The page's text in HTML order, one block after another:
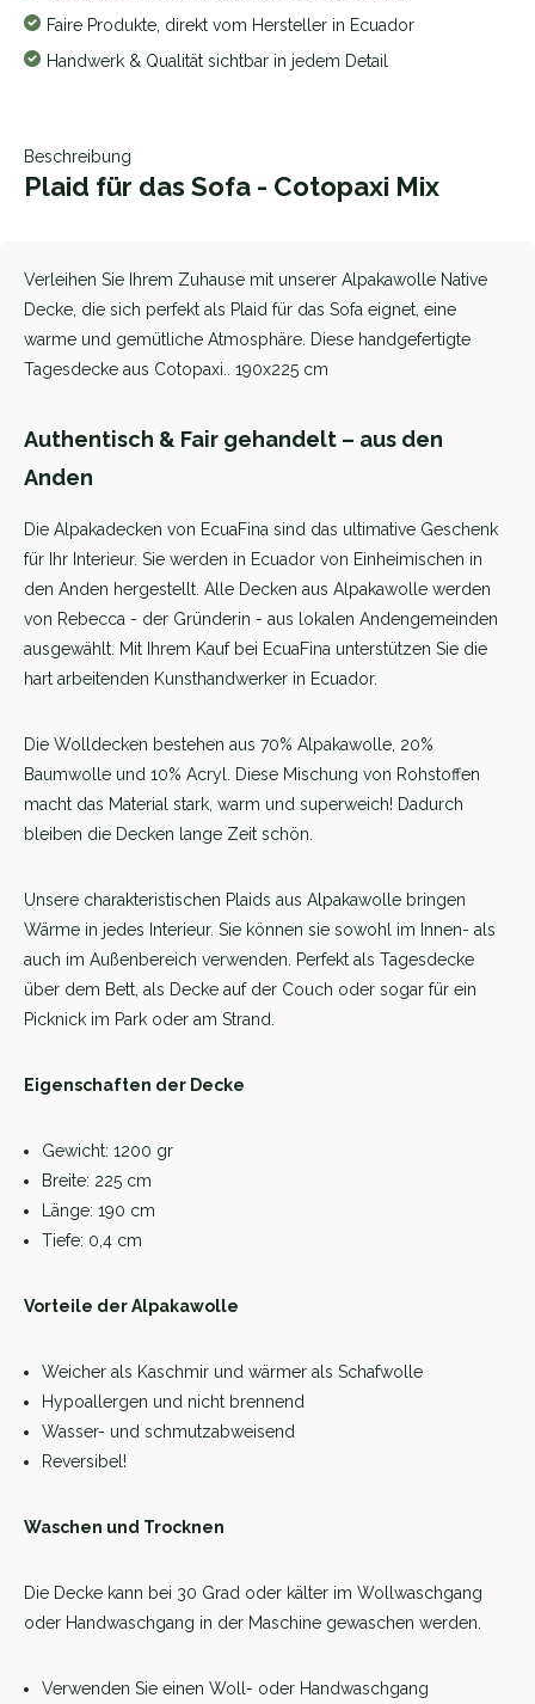
Faire Produkte, direkt vom Hersteller in Ecuador
Handwerk & Qualität sichtbar in jedem Detail
Beschreibung
Plaid für das Sofa - Cotopaxi Mix
Verleihen Sie Ihrem Zuhause mit unserer Alpakawolle Native
Decke, die sich perfekt als Plaid für das Sofa eignet, eine
warme und gemütliche Atmosphäre. Diese handgefertigte
Tagesdecke aus Cotopaxi.. 190x225 cm
Authentisch & Fair gehandelt – aus den
Anden
Die Alpakadecken von EcuaFina sind das ultimative Geschenk
für Ihr Interieur. Sie werden in Ecuador von Einheimischen in
den Anden hergestellt. Alle Decken aus Alpakawolle werden
von Rebecca - der Gründerin - aus lokalen Andengemeinden
ausgewählt. Mit Ihrem Kauf bei EcuaFina unterstützen Sie die
hart arbeitenden Kunsthandwerker in Ecuador.
Die Wolldecken bestehen aus 70% Alpakawolle, 20%
Baumwolle und 10% Acryl. Diese Mischung von Rohstoffen
macht das Material stark, warm und superweich! Dadurch
bleiben die Decken lange Zeit schön.
Unsere charakteristischen Plaids aus Alpakawolle bringen
Wärme in jedes Interieur. Sie können sie sowohl im Innen- als
auch im Außenbereich verwenden. Perfekt als Tagesdecke
über dem Bett, als Decke auf der Couch oder sogar für ein
Picknick im Park oder am Strand.
Eigenschaften der Decke
Gewicht: 1200 gr
Breite: 225 cm
Länge: 190 cm
Tiefe: 0,4 cm
Vorteile der Alpakawolle
Weicher als Kaschmir und wärmer als Schafwolle
Hypoallergen und nicht brennend
Wasser- und schmutzabweisend
Reversibel!
Waschen und Trocknen
Die Decke kann bei 30 Grad oder kälter im Wollwaschgang
oder Handwaschgang in der Maschine gewaschen werden.
Verwenden Sie einen Woll- oder Handwaschgang